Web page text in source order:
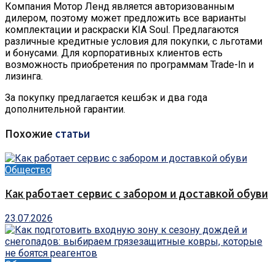
Компания Мотор Ленд является авторизованным
дилером, поэтому может предложить все варианты
комплектации и раскраски KIA Soul. Предлагаются
различные кредитные условия для покупки, с льготами
и бонусами. Для корпоративных клиентов есть
возможность приобретения по программам Trade-In и
лизинга.
За покупку предлагается кешбэк и два года
дополнительной гарантии.
Похожие статьи
Общество
Как работает сервис с забором и доставкой обуви
23.07.2026